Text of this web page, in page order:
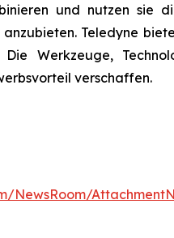
und nutzen
Teledyne
Werkzeuge,
verschaffen.
NewsRoom/